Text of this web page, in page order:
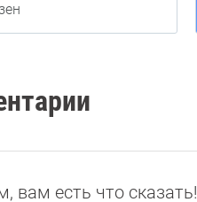
вам есть что сказать!